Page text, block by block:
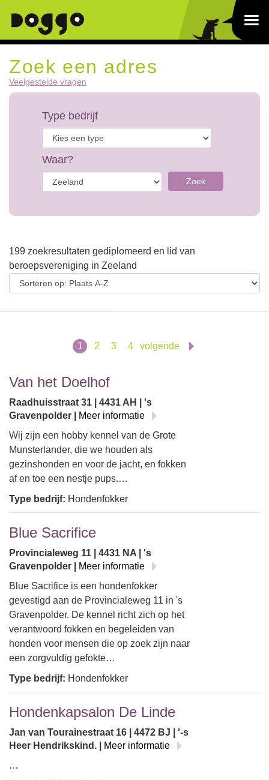
Zoek een adres
Veelgestelde vragen
Type bedrijf
Waar?
Zoek
199 zoekresultaten gediplomeerd en lid van
beroepsvereniging in Zeeland
1 2 3 4 volgende
Van het Doelhof
Raadhuisstraat 31 | 4431 AH | 's
Gravenpolder |
Meer informatie
Wij zijn een hobby kennel van de Grote
Munsterlander, die we houden als
gezinshonden en voor de jacht, en fokken
af en toe een nestje pups.…
Type bedrijf: Hondenfokker
Blue Sacrifice
Provincialeweg 11 | 4431 NA | 's
Gravenpolder |
Meer informatie
Blue Sacrifice is een hondenfokker
gevestigd aan de Provincialeweg 11 in 's
Gravenpolder. De kennel richt zich op het
verantwoord fokken en begeleiden van
honden voor mensen die op zoek zijn naar
een zorgvuldig gefokte…
Type bedrijf: Hondenfokker
Hondenkapsalon De Linde
Jan van Tourainestraat 16 | 4472 BJ | '-s
Heer Hendrikskind. |
Meer informatie
…